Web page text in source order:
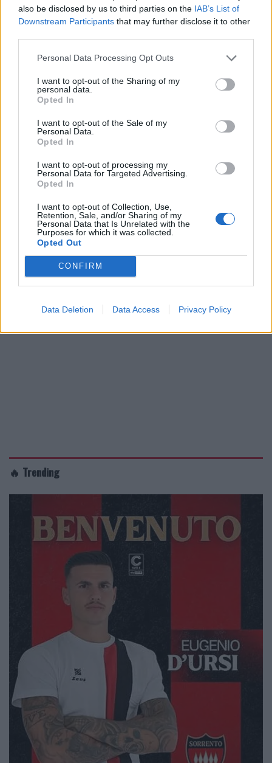
also be disclosed by us to third parties on the IAB’s List of
Downstream Participants that may further disclose it to other
Personal Data Processing Opt Outs
I want to opt-out of the Sharing of my
personal data.
Opted In
I want to opt-out of the Sale of my
Personal Data.
Opted In
I want to opt-out of processing my
Personal Data for Targeted Advertising.
Opted In
I want to opt-out of Collection, Use,
Retention, Sale, and/or Sharing of my
Personal Data that Is Unrelated with the
Purposes for which it was collected.
Opted Out
CONFIRM
Data Deletion Data Access Privacy Policy
🔥 Trending